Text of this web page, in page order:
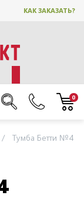
КАК ЗАКАЗАТЬ?
0
Тумба Бетти №4